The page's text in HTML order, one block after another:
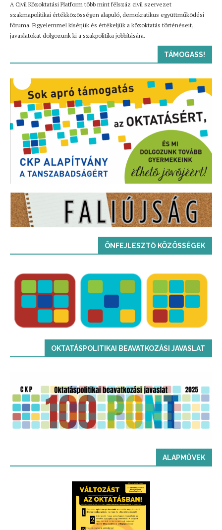
A Civil Közoktatási Platform több mint félszáz civil szervezet
szakmapolitikai értékközösségen alapuló, demokratikus együttműködési
fóruma. Figyelemmel kísérjük és értékeljük a közoktatás történéseit,
javaslatokat dolgozunk ki a szakpolitika jobbítására.
TÁMOGASS!
ÖNFEJLESZTŐ KÖZÖSSÉGEK
OKTATÁSPOLITIKAI BEAVATKOZÁSI JAVASLAT
ALAPMŰVEK